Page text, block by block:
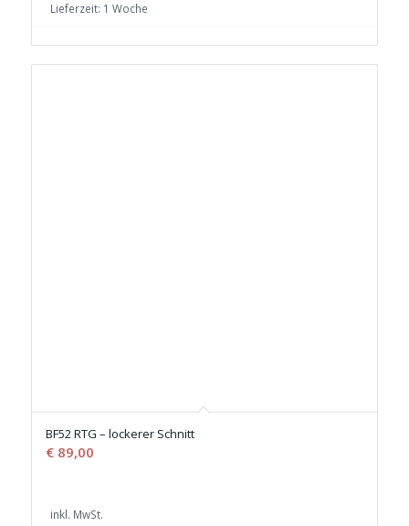
Lieferzeit: 1 Woche
BF52 RTG – lockerer Schnitt
€89,00
inkl. MwSt.